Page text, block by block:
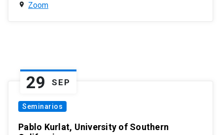
Zoom
29 SEP
Seminarios
Pablo Kurlat, University of Southern